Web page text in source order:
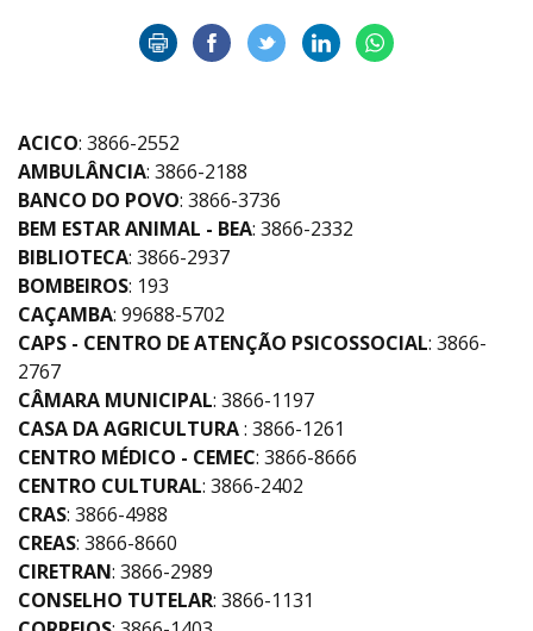
ACICO: 3866-2552
AMBULÂNCIA: 3866-2188
BANCO DO POVO: 3866-3736
BEM ESTAR ANIMAL - BEA: 3866-2332
BIBLIOTECA: 3866-2937
BOMBEIROS: 193
CAÇAMBA: 99688-5702
CAPS - CENTRO DE ATENÇÃO PSICOSSOCIAL: 3866-
2767
CÂMARA MUNICIPAL: 3866-1197
CASA DA AGRICULTURA: 3866-1261
CENTRO MÉDICO - CEMEC: 3866-8666
CENTRO CULTURAL: 3866-2402
CRAS: 3866-4988
CREAS: 3866-8660
CIRETRAN: 3866-2989
CONSELHO TUTELAR: 3866-1131